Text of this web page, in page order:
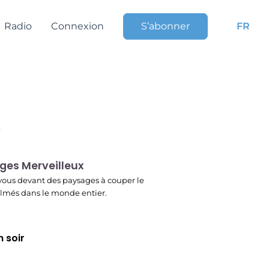
Radio Connexion S’abonner FR
Merveilleux
devant des paysages à couper le
dans le monde entier.
soir